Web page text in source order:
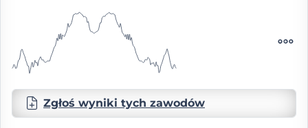
Zgłoś wyniki tych zawodów